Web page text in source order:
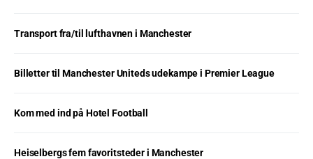
Transport fra/til lufthavnen i Manchester
Billetter til Manchester Uniteds udekampe i Premier League
Kom med ind på Hotel Football
Heiselbergs fem favoritsteder i Manchester